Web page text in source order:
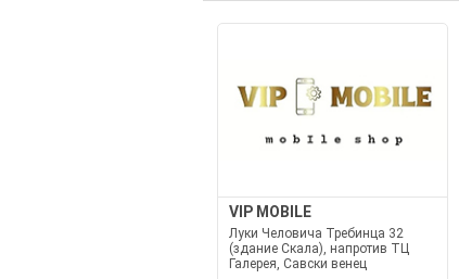
VIP MOBILE
Луки Человича Требинца 32
(здание Скала), напротив ТЦ
Галерея, Савски венец